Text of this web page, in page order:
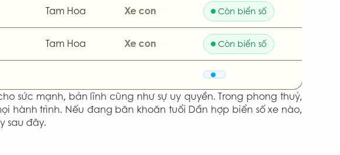
Tam Hoa Xe con Còn biển số
Tam Hoa Xe con Còn biển số
sức mạnh, bản lĩnh cũng như sự uy quyền. Trong phong thuỷ,
hành trình. Nếu đang băn khoăn tuổi Dần hợp biển số xe nào,
sau đây.